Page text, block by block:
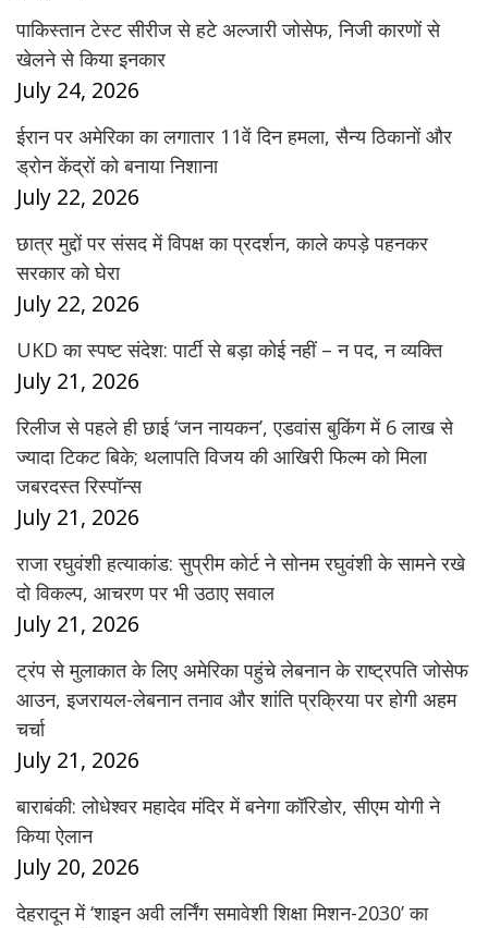
पाकिस्तान टेस्ट सीरीज से हटे अल्जारी जोसेफ, निजी कारणों से
खेलने से किया इनकार
July 24, 2026
ईरान पर अमेरिका का लगातार 11वें दिन हमला, सैन्य ठिकानों और
ड्रोन केंद्रों को बनाया निशाना
July 22, 2026
छात्र मुद्दों पर संसद में विपक्ष का प्रदर्शन, काले कपड़े पहनकर
सरकार को घेरा
July 22, 2026
UKD का स्पष्ट संदेश: पार्टी से बड़ा कोई नहीं – न पद, न व्यक्ति
July 21, 2026
रिलीज से पहले ही छाई ‘जन नायकन’, एडवांस बुकिंग में 6 लाख से
ज्यादा टिकट बिके; थलापति विजय की आखिरी फिल्म को मिला
जबरदस्त रिस्पॉन्स
July 21, 2026
राजा रघुवंशी हत्याकांड: सुप्रीम कोर्ट ने सोनम रघुवंशी के सामने रखे
दो विकल्प, आचरण पर भी उठाए सवाल
July 21, 2026
ट्रंप से मुलाकात के लिए अमेरिका पहुंचे लेबनान के राष्ट्रपति जोसेफ
आउन, इजरायल-लेबनान तनाव और शांति प्रक्रिया पर होगी अहम
चर्चा
July 21, 2026
बाराबंकी: लोधेश्वर महादेव मंदिर में बनेगा कॉरिडोर, सीएम योगी ने
किया ऐलान
July 20, 2026
देहरादून में ‘शाइन अवी लर्निंग समावेशी शिक्षा मिशन-2030’ का